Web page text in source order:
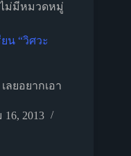
ไม่มีหมวดหมู่
น “วิศวะ
ลยอยากเอา
2013